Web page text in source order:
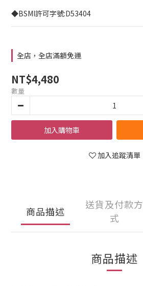
◆BSMI許可字號:D53404
全店，全店滿額免運
NT$4,480
數量
加入購物車
加入追蹤清單
商品描述
送貨及付款方
式
商品描述